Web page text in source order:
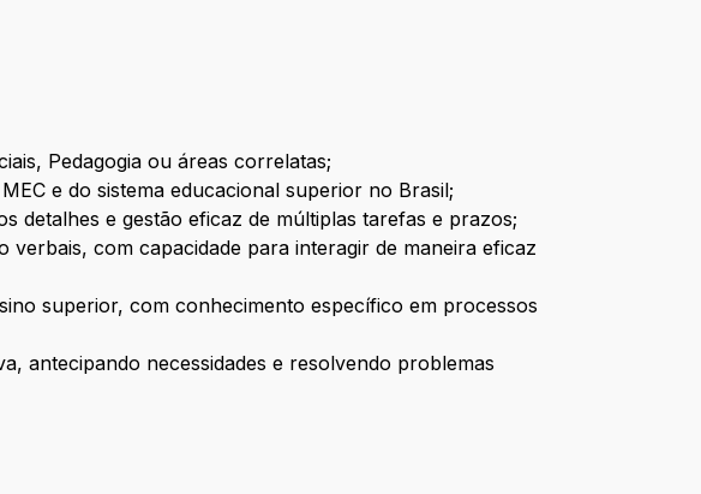
Pedagogia ou áreas correlatas;
e do sistema educacional superior no Brasil;
detalhes e gestão eficaz de múltiplas tarefas e prazos;
com capacidade para interagir de maneira eficaz
superior, com conhecimento específico em processos
antecipando necessidades e resolvendo problemas